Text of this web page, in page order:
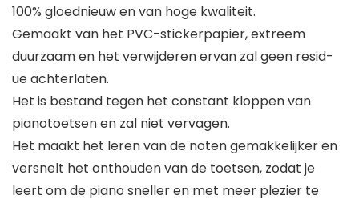
100% gloednieuw en van hoge kwaliteit.
Gemaakt van het PVC-stickerpapier, extreem
duurzaam en het verwijderen ervan zal geen resid-
ue achterlaten.
Het is bestand tegen het constant kloppen van
pianotoetsen en zal niet vervagen.
Het maakt het leren van de noten gemakkelijker en
versnelt het onthouden van de toetsen, zodat je
leert om de piano sneller en met meer plezier te